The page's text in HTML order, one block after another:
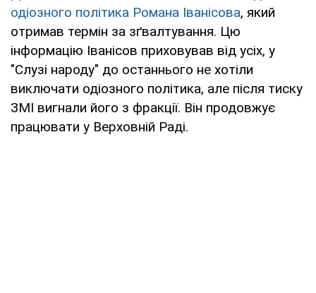
одіозного політика Романа Іванісова, який
отримав термін за зґвалтування. Цю
інформацію Іванісов приховував від усіх, у
"Слузі народу" до останнього не хотіли
виключати одіозного політика, але після тиску
ЗМІ вигнали його з фракції. Він продовжує
працювати у Верховній Раді.